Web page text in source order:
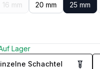
16 mm 20 mm 25 mm
Lager
Schachtel